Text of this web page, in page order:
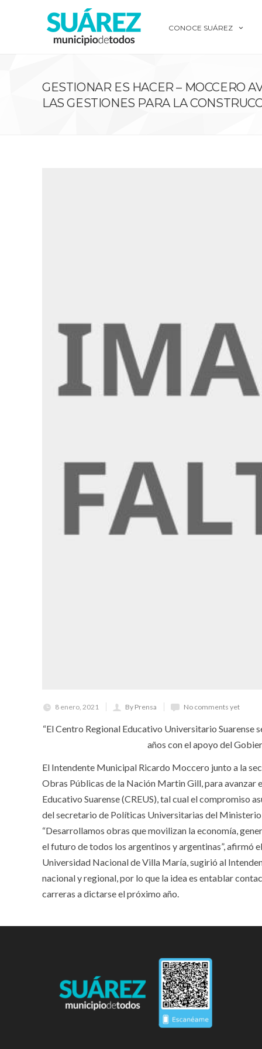
CONOCE SUÁREZ
GESTIONAR ES HACER – MOCCERO
LAS GESTIONES PARA LA
8 enero, 2021 By Prensa No comments yet
“El Centro Regional Educativo Universitario
años con el apoyo del
El Intendente Municipal Ricardo Moccero junto a la
Obras Públicas de la Nación Martin Gill, para avanzar
Educativo Suarense (CREUS), tal cual el
del secretario de Políticas Universitarias del
“Desarrollamos obras que movilizan la economía,
el futuro de todos los argentinos y argentinas”, afirmó
Universidad Nacional de Villa María, sugirió al
nacional y regional, por lo que la idea es entablar
carreras a dictarse el próximo año.